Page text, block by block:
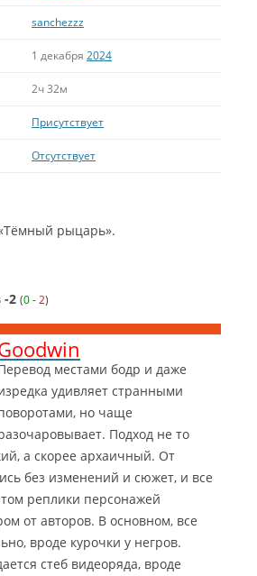
sanchezzz
1 декабря 2024
2ч 32м
Присутствует
Отсутствует
рыцарь».
-2 (0- 2)
местами бодр и даже
удивляет странными
но чаще
Подход не то
а скорее архаичный. От
без изменений и сюжет, и все
реплики персонажей
от авторов. В основном, все
вроде курочки у негров.
стеб видеоряда, вроде